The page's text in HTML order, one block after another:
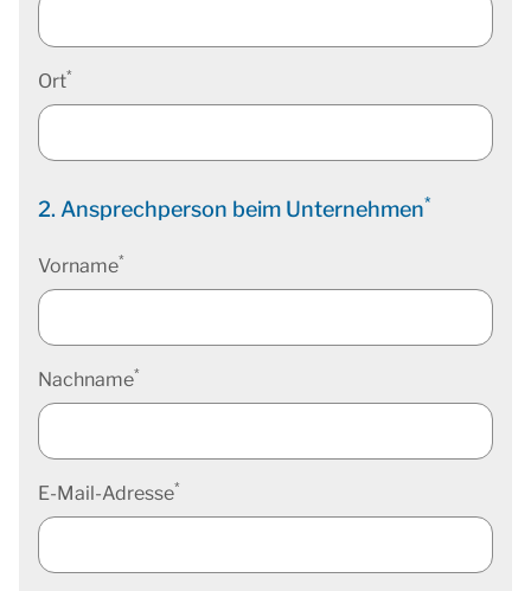
Ort*
2. Ansprechperson beim Unternehmen*
Vorname*
Nachname*
E-Mail-Adresse*